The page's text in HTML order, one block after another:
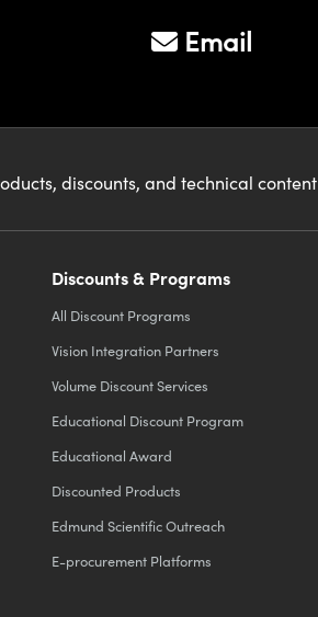
Email
discounts, and technical content
Discounts & Programs
All Discount Programs
Vision Integration Partners
Volume Discount Services
Educational Discount Program
Educational Award
Discounted Products
Edmund Scientific Outreach
E-procurement Platforms